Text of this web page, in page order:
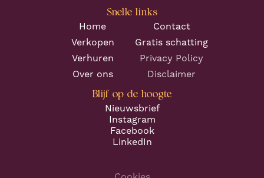
Snelle links
Home
Contact
Verkopen
Gratis schatting
Verhuren
Privacy Policy
Over ons
Disclaimer
Blijf op de hoogte
Nieuwsbrief
Instagram
Facebook
LinkedIn